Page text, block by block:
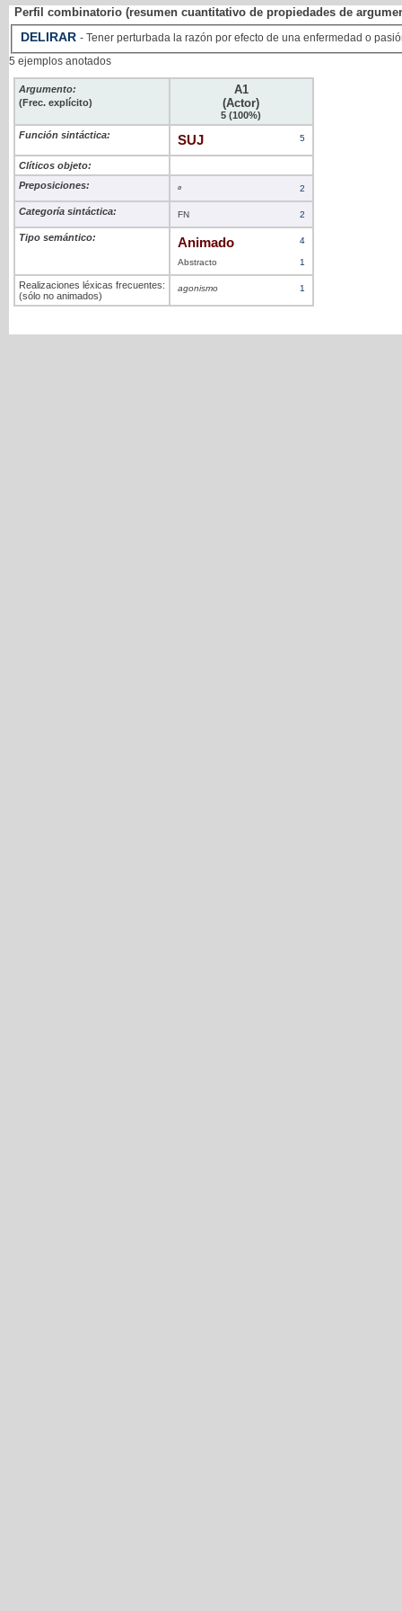
Perfil combinatorio (resumen cuantitativo de propiedades de
DELIRAR - Tener perturbada la razón por efecto de una enfermedad o
5 ejemplos anotados
Argumento:
(Frec. explícito)
A1
(Actor)
5 (100%)
Función sintáctica:
SUJ 5
Clíticos objeto:
Preposiciones:
ø 2
Categoría sintáctica: FN 2
Tipo semántico: Animado 4
Abstracto 1
Realizaciones léxicas frecuentes:
(sólo no animados)
agonismo 1